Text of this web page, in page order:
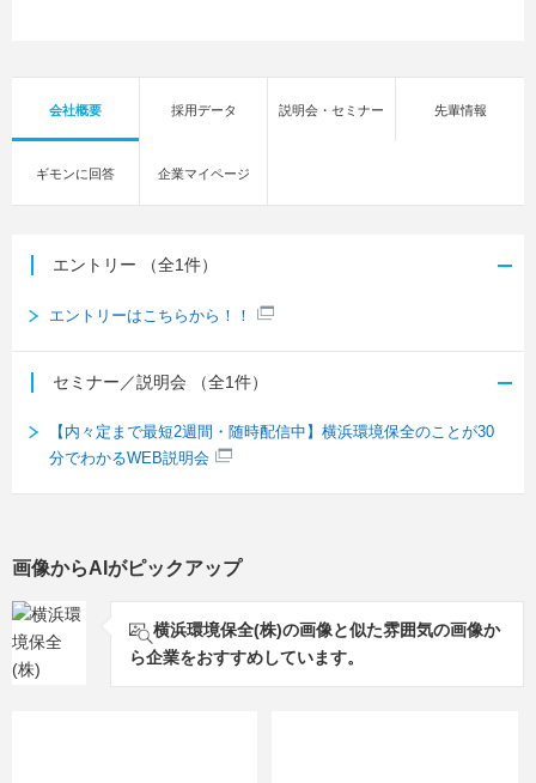
会社概要 採用データ 説明会・セミナー 先輩情報
ギモンに回答 企業マイページ
エントリー （全1件）
エントリーはこちらから！！
セミナー／説明会 （全1件）
【内々定まで最短2週間・随時配信中】横浜環境保全のことが30
分でわかるWEB説明会
画像からAIがピックアップ
横浜環境保全(株)の画像と似た雰囲気の画像か
ら企業をおすすめしています。